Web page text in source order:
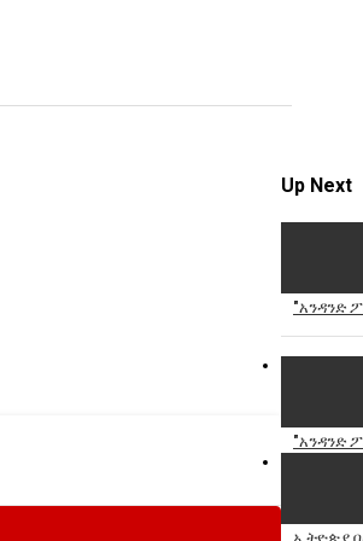
Up Next
"አንዳንድ
"አንዳንድ
Report